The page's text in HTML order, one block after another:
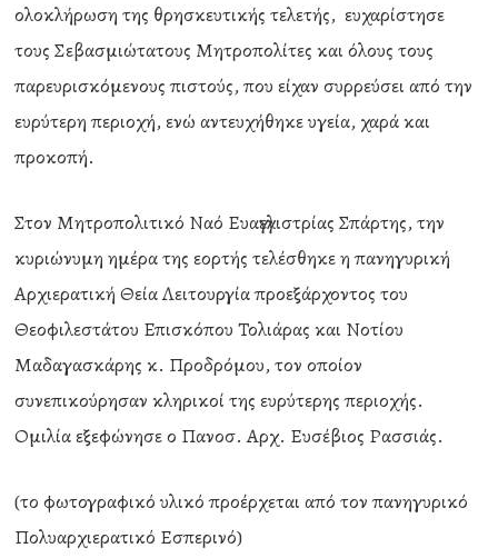
ολοκλήρωση της θρησκευτικής τελετής, ευχαρίστησε
τους Σεβασμιώτατους Μητροπολίτες και όλους τους
παρευρισκόμενους πιστούς, που είχαν συρρεύσει από την
ευρύτερη περιοχή, ενώ αντευχήθηκε υγεία, χαρά και
προκοπή.
Στον Μητροπολιτικό Ναό Ευαγγελιστρίας Σπάρτης, την
κυριώνυμη ημέρα της εορτής τελέσθηκε η πανηγυρική
Αρχιερατική Θεία Λειτουργία προεξάρχοντος του
Θεοφιλεστάτου Επισκόπου Τολιάρας και Νοτίου
Μαδαγασκάρης κ. Προδρόμου, τον οποίον
συνεπικούρησαν κληρικοί της ευρύτερης περιοχής.
Ομιλία εξεφώνησε ο Πανοσ. Αρχ. Ευσέβιος Ρασσιάς.
(το φωτογραφικό υλικό προέρχεται από τον πανηγυρικό
Πολυαρχιερατικό Εσπερινό)